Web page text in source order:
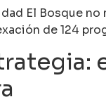
El Bosque
de 124